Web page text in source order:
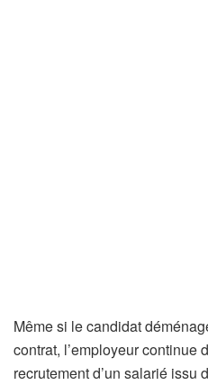
Même si le candidat
contrat, l’employeur continue
recrutement d’un salarié issu